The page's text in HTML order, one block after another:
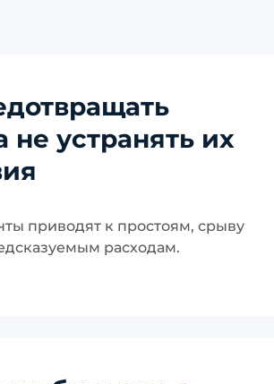
не устранять их
приводят к простоям, срыву
расходам.